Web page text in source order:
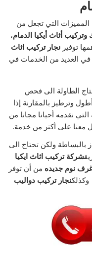
المميزات التي تجعل من
وتركيب أثاث أيكيا الدمام،
توفيرنجار تركيب اثاث
في العديد من الخدمات في
الطاولة الى فحص
وترطيز بالمقارنة إذا
نقدمه أحيانا مجانا من
معنا على أكثر من خدمة.
بالبساطة ولكن تحتاج الى
شركة تركيب اثاث ايكيا
نوم جديده من أن توفر
وكذلكنجار تركيب دواليب